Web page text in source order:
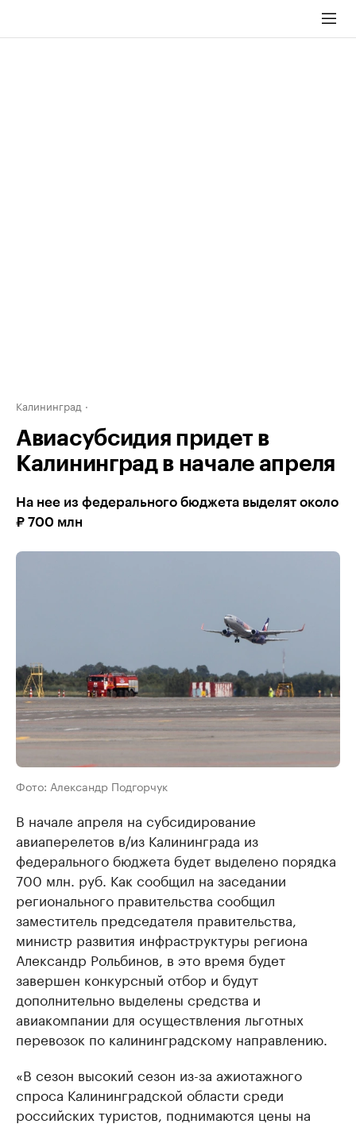
Калининград
Авиасубсидия придет в
Калининград в начале апреля
На нее из федерального бюджета выделят около
₽ 700 млн
Фото: Александр Подгорчук
В начале апреля на субсидирование
авиаперелетов в/из Калининграда из
федерального бюджета будет выделено порядка
700 млн. руб. Как сообщил на заседании
регионального правительства сообщил
заместитель председателя правительства,
министр развития инфраструктуры региона
Александр Рольбинов, в это время будет
завершен конкурсный отбор и будут
дополнительно выделены средства и
авиакомпании для осуществления льготных
перевозок по калининградскому направлению.
«В сезон высокий сезон из-за ажиотажного
спроса Калининградской области среди
российских туристов, поднимаются цены на